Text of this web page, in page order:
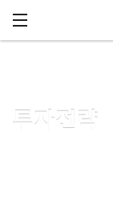
투자전략